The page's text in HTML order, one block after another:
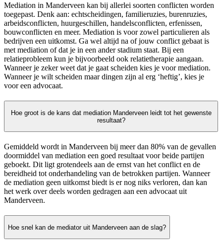
Mediation in Manderveen kan bij allerlei soorten conflicten worden
toegepast. Denk aan: echtscheidingen, familieruzies, burenruzies,
arbeidsconflicten, huurgeschillen, handelsconflicten, erfenissen,
bouwconflicten en meer. Mediation is voor zowel particulieren als
bedrijven een uitkomst. Ga wel altijd na of jouw conflict gebaat is
met mediation of dat je in een ander stadium staat. Bij een
relatieprobleem kun je bijvoorbeeld ook relatietherapie aangaan.
Wanneer je zeker weet dat je gaat scheiden kies je voor mediation.
Wanneer je wilt scheiden maar dingen zijn al erg ‘heftig’, kies je
voor een advocaat.
Hoe groot is de kans dat mediation Manderveen leidt tot het gewenste
resultaat?
Gemiddeld wordt in Manderveen bij meer dan 80% van de gevallen
doormiddel van mediation een goed resultaat voor beide partijen
geboekt. Dit ligt grotendeels aan de ernst van het conflict en de
bereidheid tot onderhandeling van de betrokken partijen. Wanneer
de mediation geen uitkomst biedt is er nog niks verloren, dan kan
het werk over deels worden gedragen aan een advocaat uit
Manderveen.
Hoe snel kan de mediator uit Manderveen aan de slag?